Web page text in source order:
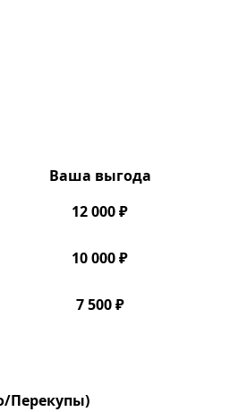
Ваша выгода
12 000 ₽
10 000 ₽
7 500 ₽
Перекупы)